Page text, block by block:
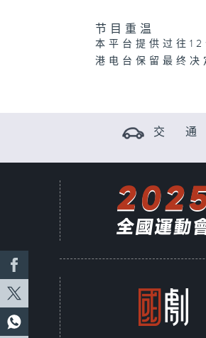
节目重温
本平台提供过往
港电台保留最终决
交 通